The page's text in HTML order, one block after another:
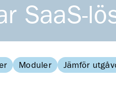
SaaS-
Moduler Jämför